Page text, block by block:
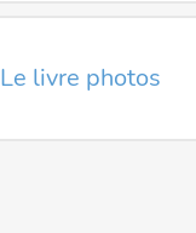
Le livre photos